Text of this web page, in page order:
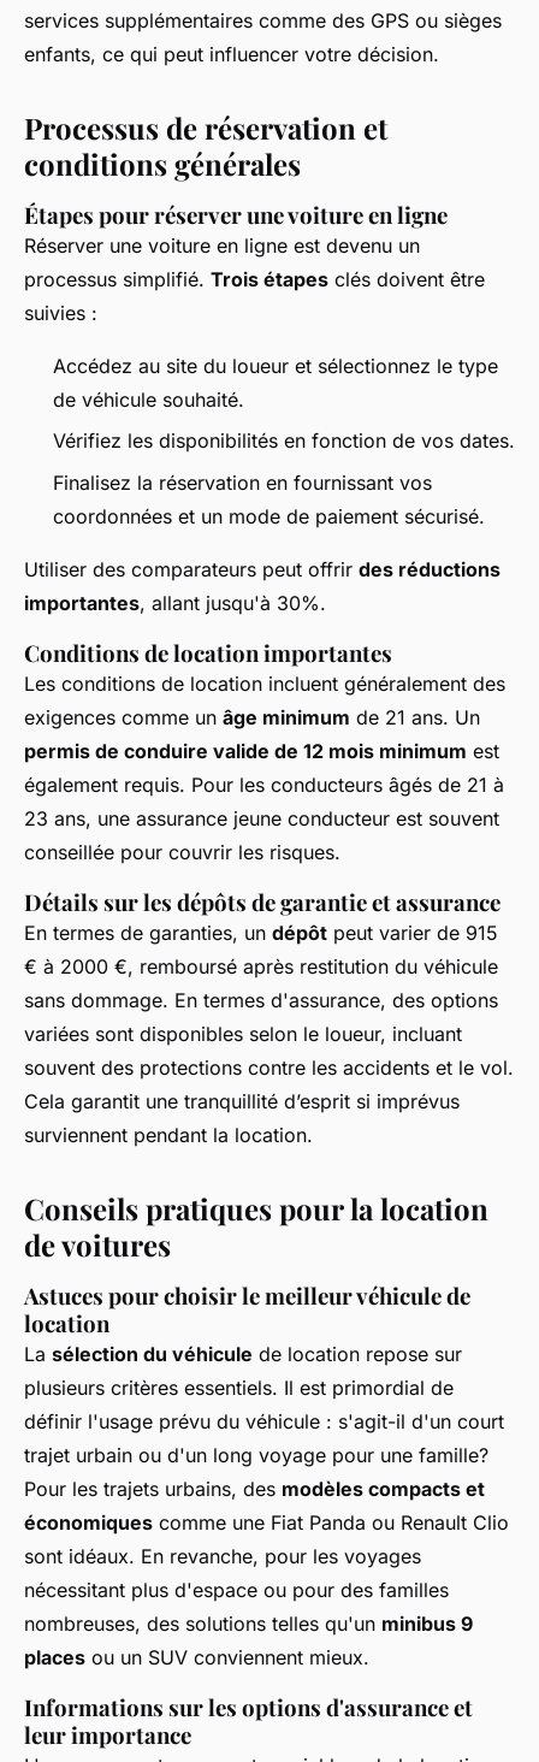
services supplémentaires comme des GPS ou sièges
enfants, ce qui peut influencer votre décision.
Processus de réservation et
conditions générales
Étapes pour réserver une voiture en ligne
Réserver une voiture en ligne est devenu un
processus simplifié. Trois étapes clés doivent être
suivies :
Accédez au site du loueur et sélectionnez le type
de véhicule souhaité.
Vérifiez les disponibilités en fonction de vos dates.
Finalisez la réservation en fournissant vos
coordonnées et un mode de paiement sécurisé.
Utiliser des comparateurs peut offrir des réductions
importantes, allant jusqu'à 30%.
Conditions de location importantes
Les conditions de location incluent généralement des
exigences comme un âge minimum de 21 ans. Un
permis de conduire valide de 12 mois minimum est
également requis. Pour les conducteurs âgés de 21 à
23 ans, une assurance jeune conducteur est souvent
conseillée pour couvrir les risques.
Détails sur les dépôts de garantie et assurance
En termes de garanties, un dépôt peut varier de 915
€ à 2000 €, remboursé après restitution du véhicule
sans dommage. En termes d'assurance, des options
variées sont disponibles selon le loueur, incluant
souvent des protections contre les accidents et le vol.
Cela garantit une tranquillité d’esprit si imprévus
surviennent pendant la location.
Conseils pratiques pour la location
de voitures
Astuces pour choisir le meilleur véhicule de
location
La sélection du véhicule de location repose sur
plusieurs critères essentiels. Il est primordial de
définir l'usage prévu du véhicule : s'agit-il d'un court
trajet urbain ou d'un long voyage pour une famille?
Pour les trajets urbains, des modèles compacts et
économiques comme une Fiat Panda ou Renault Clio
sont idéaux. En revanche, pour les voyages
nécessitant plus d'espace ou pour des familles
nombreuses, des solutions telles qu'un minibus 9
places ou un SUV conviennent mieux.
Informations sur les options d'assurance et
leur importance